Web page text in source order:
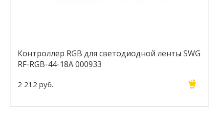
Контроллер RGB для светодиодной ленты SWG
RF-RGB-44-18A 000933
2 212 руб.